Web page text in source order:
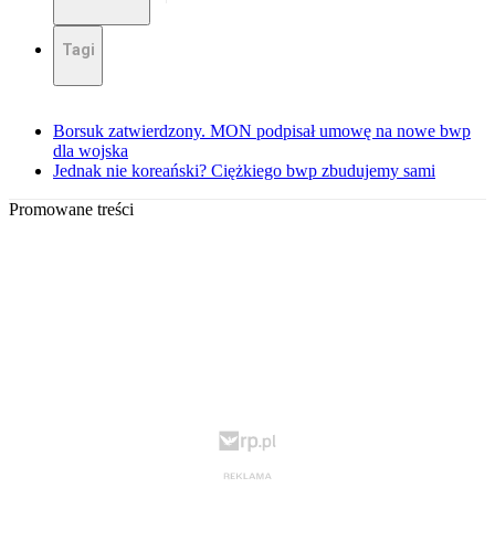
Tagi
Borsuk zatwierdzony. MON podpisał umowę na nowe bwp
dla wojska
Jednak nie koreański? Ciężkiego bwp zbudujemy sami
Promowane treści